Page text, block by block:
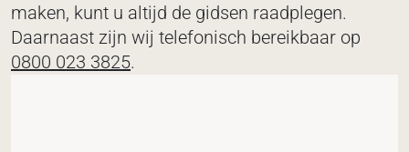
maken, kunt u altijd de gidsen raadplegen.
Daarnaast zijn wij telefonisch bereikbaar op
0800 023 3825.